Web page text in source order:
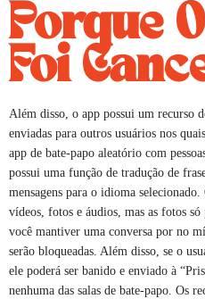
Porque
Foi
Além disso, o app possui um recurso
enviadas para outros usuários nos
app de bate-papo aleatório com
possui uma função de tradução de
mensagens para o idioma
vídeos, fotos e áudios, mas as fotos só
você mantiver uma conversa por no
serão bloqueadas. Além disso, se o
ele poderá ser banido e enviado à
nenhuma das salas de bate-papo. Os